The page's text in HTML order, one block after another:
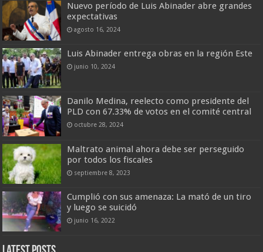
Nuevo período de Luis Abinader abre grandes
expectativas
agosto 16, 2024
Luis Abinader entrega obras en la región Este
junio 10, 2024
Danilo Medina, reelecto como presidente del
PLD con 67.33% de votos en el comité central
octubre 28, 2024
Maltrato animal ahora debe ser perseguido
por todos los fiscales
septiembre 8, 2023
Cumplió con sus amenaza: La mató de un tiro
y luego se suicidó
junio 16, 2022